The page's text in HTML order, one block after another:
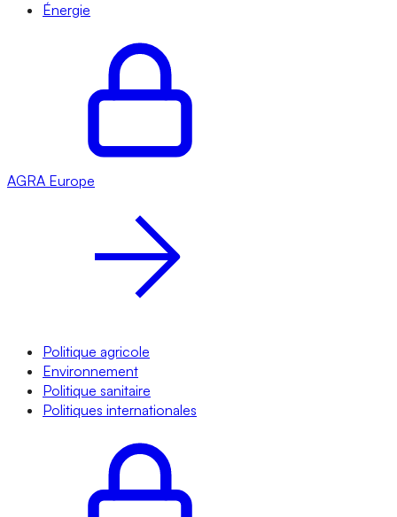
Énergie
AGRA Europe
Politique agricole
Environnement
Politique sanitaire
Politiques internationales